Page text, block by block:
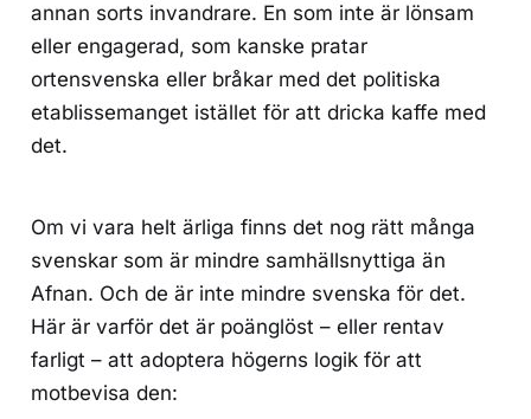
annan sorts invandrare. En som inte är lönsam
eller engagerad, som kanske pratar
ortensvenska eller bråkar med det politiska
etablissemanget istället för att dricka kaffe med
det.
Om vi vara helt ärliga finns det nog rätt många
svenskar som är mindre samhällsnyttiga än
Afnan. Och de är inte mindre svenska för det.
Här är varför det är poänglöst – eller rentav
farligt – att adoptera högerns logik för att
motbevisa den: